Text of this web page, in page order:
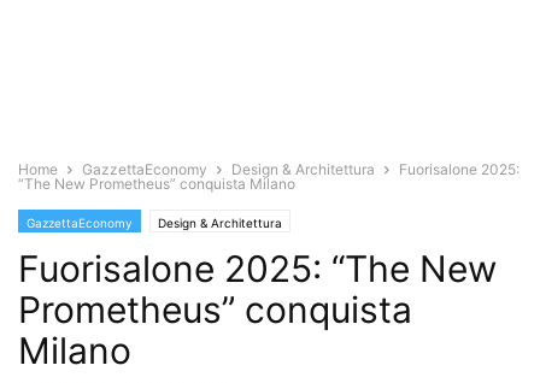
Home GazzettaEconomy Design & Architettura
Fuorisalone 2025:
“The New Prometheus” conquista Milano
GazzettaEconomy Design & Architettura
Fuorisalone 2025: “The New
Prometheus” conquista
Milano